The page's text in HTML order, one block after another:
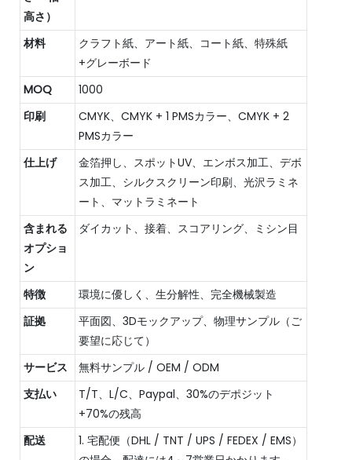
高さ）
材料
クラフト紙、アート紙、コート紙、特殊紙
+グレーボード
MOQ
1000
印刷
CMYK、CMYK + 1 PMSカラー、CMYK + 2
PMSカラー
仕上げ
金箔押し、スポットUV、エンボス加工、デボ
ス加工、シルクスクリーン印刷、光沢ラミネ
ート、マットラミネート
含まれる
オプショ
ン
ダイカット、接着、スコアリング、ミシン目
特徴
環境に優しく、生分解性、完全機械製造
証拠
平面図、3Dモックアップ、物理サンプル（ご
要望に応じて）
サービス
無料サンプル / OEM / ODM
支払い
T/T、L/C、Paypal、30%のデポジット
+70%の残高
配送
1. 宅配便（DHL / TNT / UPS / FEDEX / EMS）